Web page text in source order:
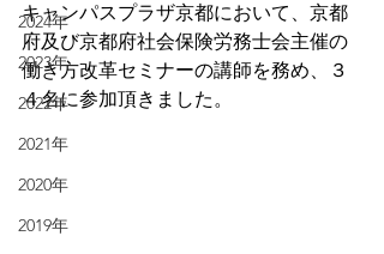
2024年
2023年
2022年
2021年
2020年
2019年
キャンパスプラザ京都において、京都
府及び京都府社会保険労務士会主催の
働き方改革セミナーの講師を務め、３
４名に参加頂きました。